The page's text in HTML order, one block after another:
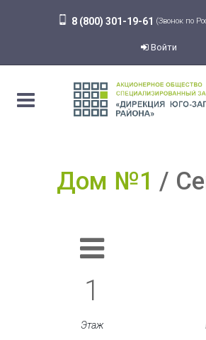
8 (800) 301-19-61 (Звонок по
Войти
Дом №1
1
Этаж